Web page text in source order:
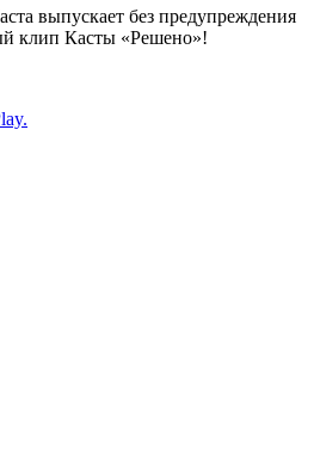
выпускает без предупреждения
клип Касты «Решено»!